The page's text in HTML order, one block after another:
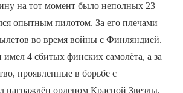
на тот момент было неполных 23
опытным пилотом. За его плечами
во время войны с Финляндией.
имел 4 сбитых финских самолёта, а за
проявленные в борьбе с
награждён орденом Красной Звезды.